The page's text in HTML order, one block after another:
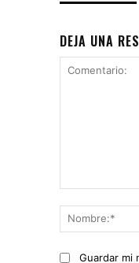
DEJA UNA
Guardar mi